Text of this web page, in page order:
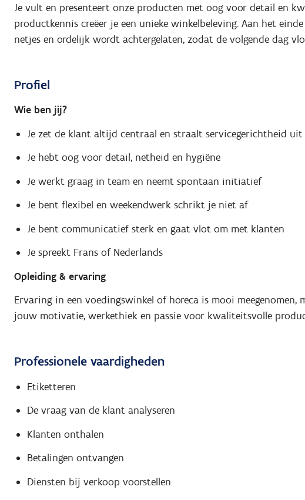
Je vult en presenteert onze producten met oog voor detail en
productkennis creëer je een unieke winkelbeleving. Aan het
netjes en ordelijk wordt achtergelaten, zodat de volgende dag
Profiel
Wie ben jij?
Je zet de klant altijd centraal en straalt servicegerichtheid uit
Je hebt oog voor detail, netheid en hygiëne
Je werkt graag in team en neemt spontaan initiatief
Je bent flexibel en weekendwerk schrikt je niet af
Je bent communicatief sterk en gaat vlot om met klanten
Je spreekt Frans of Nederlands
Opleiding & ervaring
Ervaring in een voedingswinkel of horeca is mooi meegenomen,
jouw motivatie, werkethiek en passie voor kwaliteitsvolle
Professionele vaardigheden
Etiketteren
De vraag van de klant analyseren
Klanten onthalen
Betalingen ontvangen
Diensten bij verkoop voorstellen